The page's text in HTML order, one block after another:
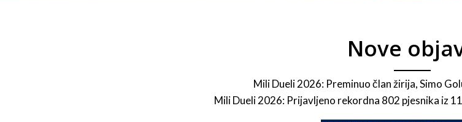
Nove
Mili Dueli 2026: Preminuo član žirija, Simo
Mili Dueli 2026: Prijavljeno rekordna 802 pjesnika iz